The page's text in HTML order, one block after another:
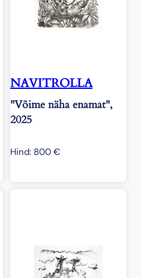
NAVITROLLA
"Võime näha enamat",
2025
Hind: 800 €